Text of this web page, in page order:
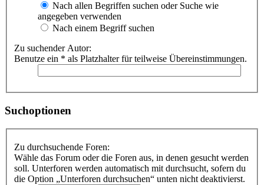
Nach allen Begriffen suchen oder Suche wie
angegeben verwenden
Nach einem Begriff suchen
Zu suchender Autor:
Benutze ein * als Platzhalter für teilweise Übereinstimmungen.
Suchoptionen
Zu durchsuchende Foren:
Wähle das Forum oder die Foren aus, in denen gesucht werden
soll. Unterforen werden automatisch mit durchsucht, sofern du
die Option „Unterforen durchsuchen“ unten nicht deaktivierst.